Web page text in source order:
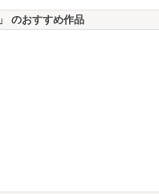
」 のおすすめ作品